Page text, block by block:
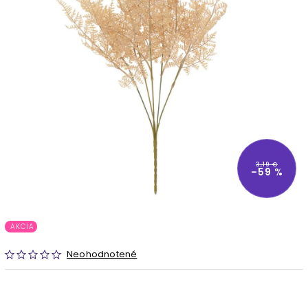
3,19 €
–59 %
AKCIA
Neohodnotené